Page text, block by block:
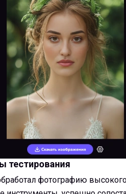
тестирования
фотографию